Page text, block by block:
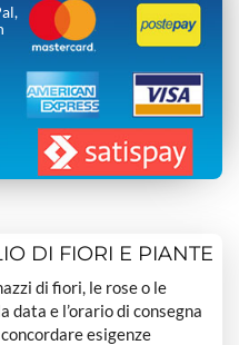
DI FIORI E PIANTE
di fiori, le rose o le
data e l’orario di consegna
esigenze